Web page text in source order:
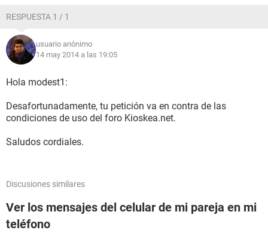
RESPUESTA 1 / 1
usuario anónimo
14 may 2014 a las 19:05
Hola modest1:
Desafortunadamente, tu petición va en contra de las
condiciones de uso del foro Kioskea.net.
Saludos cordiales.
Discusiones similares
Ver los mensajes del celular de mi pareja en mi
teléfono